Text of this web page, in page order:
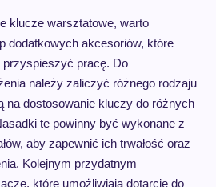
klucze warsztatowe, warto
dodatkowych akcesoriów, które
przyspieszyć pracę. Do
należy zaliczyć różnego rodzaju
na dostosowanie kluczy do różnych
te powinny być wykonane z
aby zapewnić ich trwałość oraz
Kolejnym przydatnym
które umożliwiają dotarcie do